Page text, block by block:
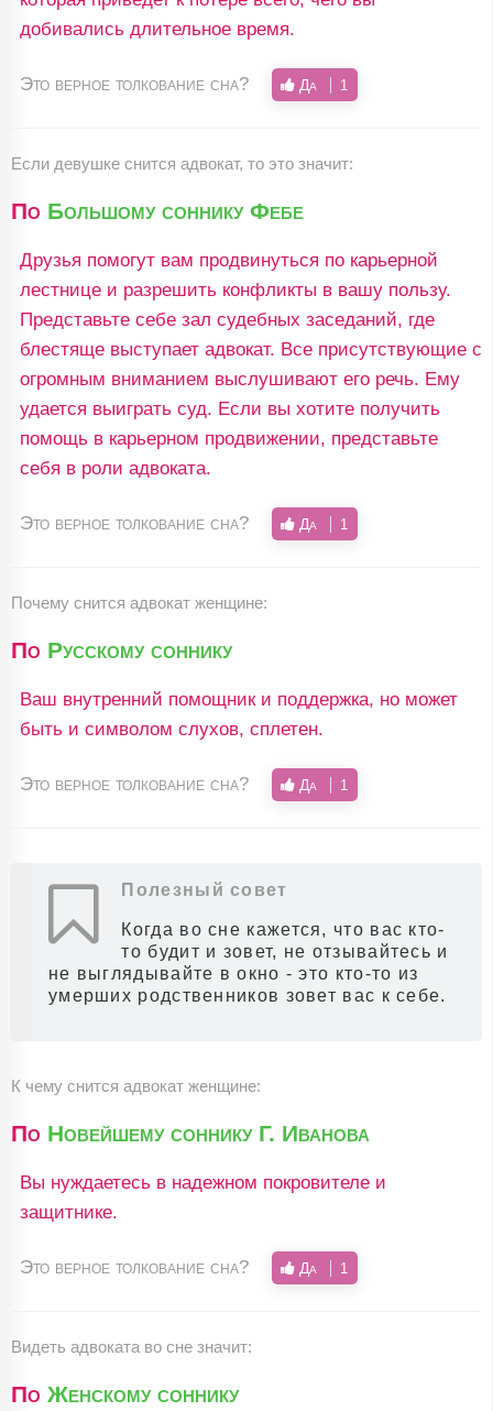
добивались длительное время.
Это верное толкование сна? Да 1
Если девушке снится адвокат, то это значит:
По Большому соннику Фебе
Друзья помогут вам продвинуться по карьерной
лестнице и разрешить конфликты в вашу пользу.
Представьте себе зал судебных заседаний, где
блестяще выступает адвокат. Все присутствующие с
огромным вниманием выслушивают его речь. Ему
удается выиграть суд. Если вы хотите получить
помощь в карьерном продвижении, представьте
себя в роли адвоката.
Это верное толкование сна? Да 1
Почему снится адвокат женщине:
По Русскому соннику
Ваш внутренний помощник и поддержка, но может
быть и символом слухов, сплетен.
Это верное толкование сна? Да 1
Полезный совет
Когда во сне кажется, что вас кто-
то будит и зовет, не отзывайтесь и
не выглядывайте в окно - это кто-то из
умерших родственников зовет вас к себе.
К чему снится адвокат женщине:
По Новейшему соннику Г. Иванова
Вы нуждаетесь в надежном покровителе и
защитнике.
Это верное толкование сна? Да 1
Видеть адвоката во сне значит:
По Женскому соннику